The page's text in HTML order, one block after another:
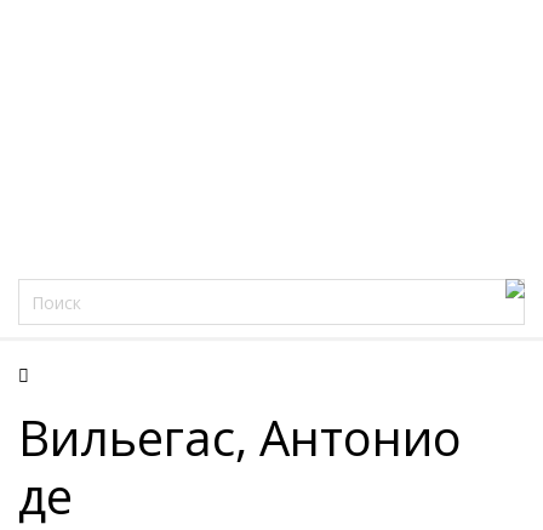
Вильегас, Антонио
де